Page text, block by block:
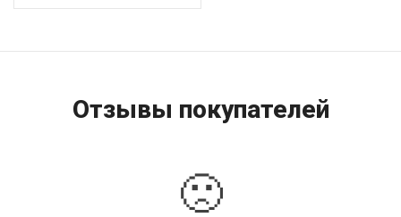
Отзывы покупателей
🙁